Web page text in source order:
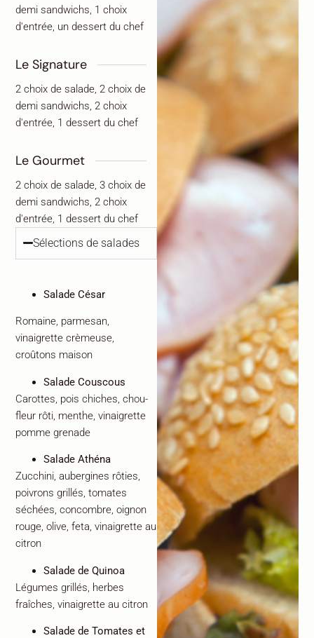
demi sandwichs, 1 choix
d'entrée, un dessert du chef
Le Signature
2 choix de salade, 2 choix de
demi sandwichs, 2 choix
d'entrée, 1 dessert du chef
Le Gourmet
2 choix de salade, 3 choix de
demi sandwichs, 2 choix
d'entrée, 1 dessert du chef
Sélections de salades
Salade César
Romaine, parmesan,
vinaigrette crèmeuse,
croûtons maison
Salade Couscous
Carottes, pois chiches, chou-
fleur rôti, menthe, vinaigrette
pomme grenade
Salade Athéna
Zucchini, aubergines rôties,
poivrons grillés, tomates
séchées, concombre, oignon
rouge, olive, feta, vinaigrette au
citron
Salade de Quinoa
Légumes grillés, herbes
fraîches, vinaigrette au citron
Salade de Tomates et